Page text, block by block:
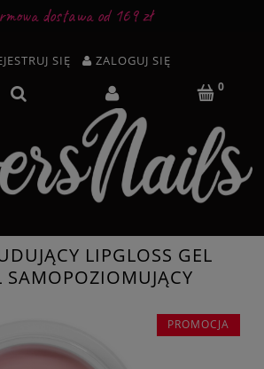
dostawa od 169 zł
SIĘ ZALOGUJ SIĘ
LIPGLOSS GEL
SAMOPOZIOMUJĄCY
PROMOCJA